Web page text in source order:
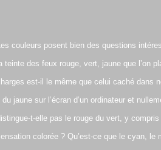
couleurs posent bien des questions
teinte des feux rouge, vert, jaune que l’on
est-il le même que celui caché dans
du jaune sur l’écran d’un ordinateur et
t-elle pas le rouge du vert, y
colorée ? Qu’est-ce que le cyan,